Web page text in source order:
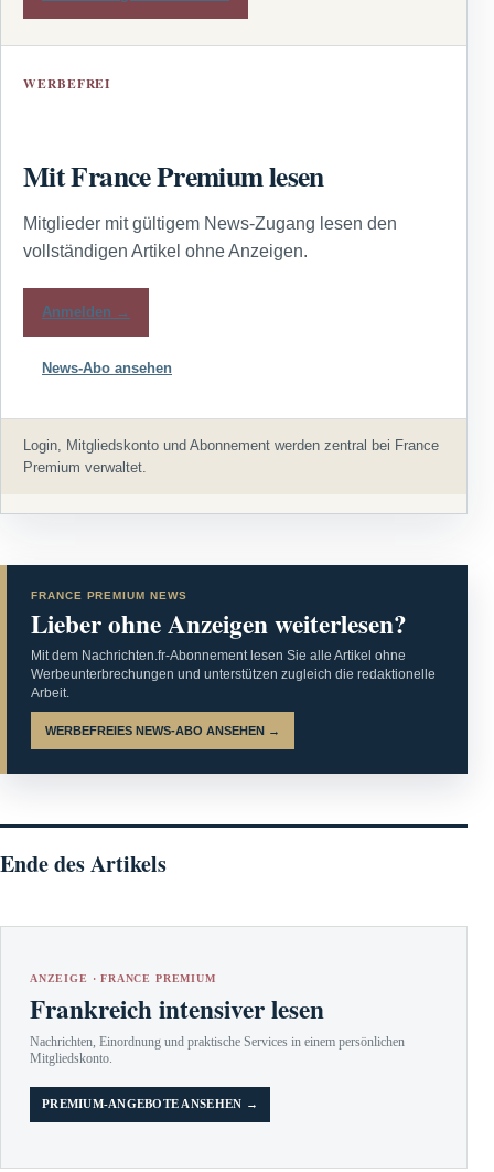
WERBEFREI
Mit France Premium lesen
Mitglieder mit gültigem News-Zugang lesen den
vollständigen Artikel ohne Anzeigen.
Anmelden →
News-Abo ansehen
Login, Mitgliedskonto und Abonnement werden zentral bei France
Premium verwaltet.
FRANCE PREMIUM NEWS
Lieber ohne Anzeigen weiterlesen?
Mit dem Nachrichten.fr-Abonnement lesen Sie alle Artikel ohne
Werbeunterbrechungen und unterstützen zugleich die redaktionelle
Arbeit.
WERBEFREIES NEWS-ABO ANSEHEN →
Ende des Artikels
ANZEIGE · FRANCE PREMIUM
Frankreich intensiver lesen
Nachrichten, Einordnung und praktische Services in einem persönlichen
Mitgliedskonto.
PREMIUM-ANGEBOTE ANSEHEN →